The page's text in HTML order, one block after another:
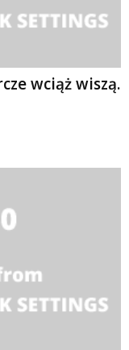
wciąż wiszą.